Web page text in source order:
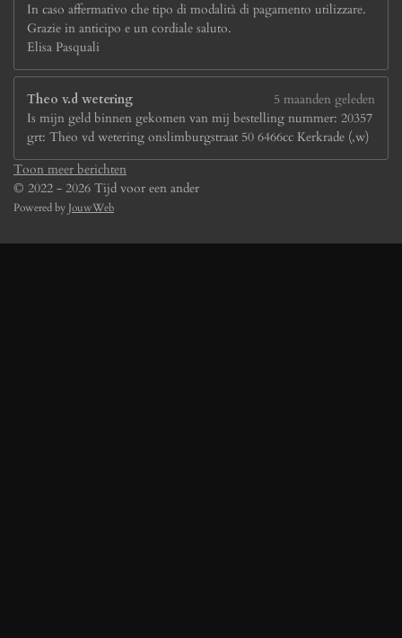
In caso affermativo che tipo di modalità di pagamento utilizzare.
Grazie in anticipo e un cordiale saluto.
Elisa Pasquali
Theo v.d wetering
5 maanden geleden
Is mijn geld binnen gekomen van mij bestelling nummer: 20357
grt: Theo vd wetering onslimburgstraat 50 6466cc Kerkrade (,w)
Toon meer berichten
© 2022 - 2026 Tijd voor een ander
Powered by JouwWeb